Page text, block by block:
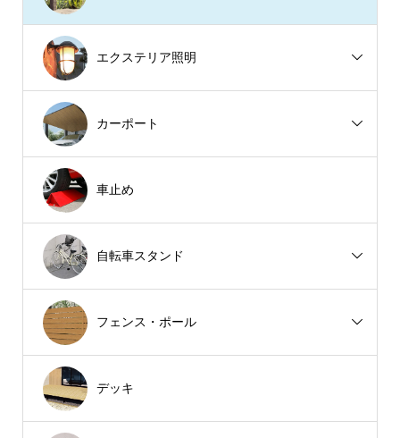
エクステリア照明
カーポート
車止め
自転車スタンド
フェンス・ポール
デッキ